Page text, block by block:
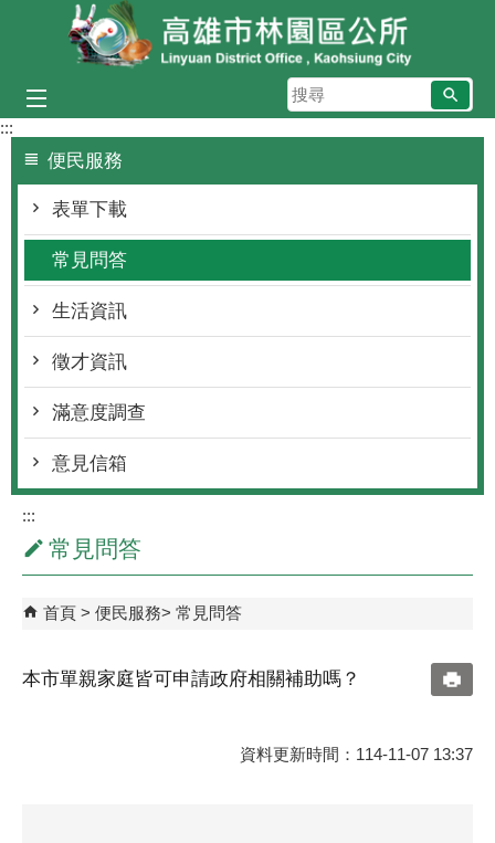
跳到主要內容區塊
搜
尋
:::
便民服務
表單下載
常見問答
生活資訊
徵才資訊
滿意度調查
意見信箱
:::
常見問答
首頁 便民服務 常見問答
本市單親家庭皆可申請政府相關補助嗎？
資料更新時間：114-11-07 13:37